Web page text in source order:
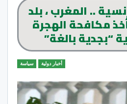
.. المغرب ، بلد
مكافحة الهجرة
“بجدية بالغة”
أخبار دولية سياسة